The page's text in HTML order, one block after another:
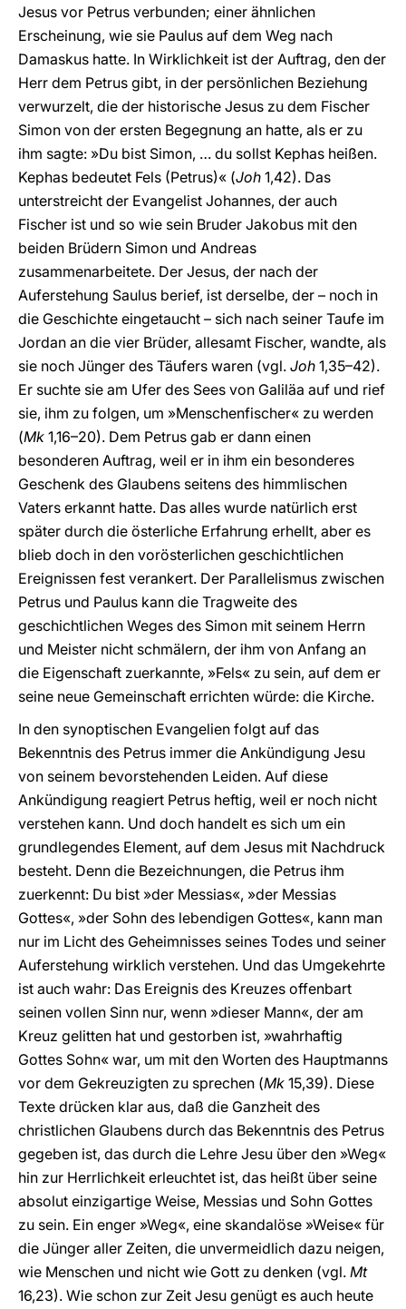
Jesus vor Petrus verbunden; einer ähnlichen
Erscheinung, wie sie Paulus auf dem Weg nach
Damaskus hatte. In Wirklichkeit ist der Auftrag, den der
Herr dem Petrus gibt, in der persönlichen Beziehung
verwurzelt, die der historische Jesus zu dem Fischer
Simon von der ersten Begegnung an hatte, als er zu
ihm sagte: »Du bist Simon, … du sollst Kephas heißen.
Kephas bedeutet Fels (Petrus)« (Joh 1,42). Das
unterstreicht der Evangelist Johannes, der auch
Fischer ist und so wie sein Bruder Jakobus mit den
beiden Brüdern Simon und Andreas
zusammenarbeitete. Der Jesus, der nach der
Auferstehung Saulus berief, ist derselbe, der – noch in
die Geschichte eingetaucht – sich nach seiner Taufe im
Jordan an die vier Brüder, allesamt Fischer, wandte, als
sie noch Jünger des Täufers waren (vgl. Joh 1,35–42).
Er suchte sie am Ufer des Sees von Galiläa auf und rief
sie, ihm zu folgen, um »Menschenfischer« zu werden
(Mk 1,16–20). Dem Petrus gab er dann einen
besonderen Auftrag, weil er in ihm ein besonderes
Geschenk des Glaubens seitens des himmlischen
Vaters erkannt hatte. Das alles wurde natürlich erst
später durch die österliche Erfahrung erhellt, aber es
blieb doch in den vorösterlichen geschichtlichen
Ereignissen fest verankert. Der Parallelismus zwischen
Petrus und Paulus kann die Tragweite des
geschichtlichen Weges des Simon mit seinem Herrn
und Meister nicht schmälern, der ihm von Anfang an
die Eigenschaft zuerkannte, »Fels« zu sein, auf dem er
seine neue Gemeinschaft errichten würde: die Kirche.
In den synoptischen Evangelien folgt auf das
Bekenntnis des Petrus immer die Ankündigung Jesu
von seinem bevorstehenden Leiden. Auf diese
Ankündigung reagiert Petrus heftig, weil er noch nicht
verstehen kann. Und doch handelt es sich um ein
grundlegendes Element, auf dem Jesus mit Nachdruck
besteht. Denn die Bezeichnungen, die Petrus ihm
zuerkennt: Du bist »der Messias«, »der Messias
Gottes«, »der Sohn des lebendigen Gottes«, kann man
nur im Licht des Geheimnisses seines Todes und seiner
Auferstehung wirklich verstehen. Und das Umgekehrte
ist auch wahr: Das Ereignis des Kreuzes offenbart
seinen vollen Sinn nur, wenn »dieser Mann«, der am
Kreuz gelitten hat und gestorben ist, »wahrhaftig
Gottes Sohn« war, um mit den Worten des Hauptmanns
vor dem Gekreuzigten zu sprechen (Mk 15,39). Diese
Texte drücken klar aus, daß die Ganzheit des
christlichen Glaubens durch das Bekenntnis des Petrus
gegeben ist, das durch die Lehre Jesu über den »Weg«
hin zur Herrlichkeit erleuchtet ist, das heißt über seine
absolut einzigartige Weise, Messias und Sohn Gottes
zu sein. Ein enger »Weg«, eine skandalöse »Weise« für
die Jünger aller Zeiten, die unvermeidlich dazu neigen,
wie Menschen und nicht wie Gott zu denken (vgl. Mt
16,23). Wie schon zur Zeit Jesu genügt es auch heute